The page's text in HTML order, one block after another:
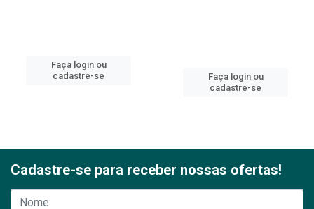
Faça login ou
cadastre-se
Faça login ou
cadastre-se
Cadastre-se para receber nossas ofertas!